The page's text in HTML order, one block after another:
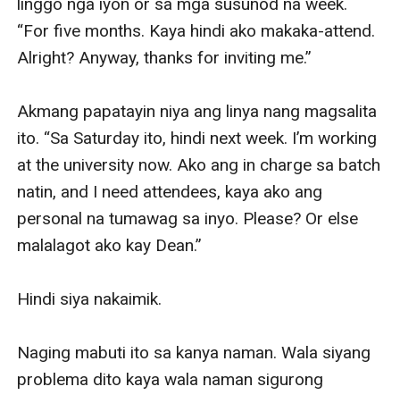
“For five months. Kaya hindi ako makaka-attend.
Alright? Anyway, thanks for inviting me.”
Akmang papatayin niya ang linya nang magsalita
ito. “Sa Saturday ito, hindi next week. I’m working
at the university now. Ako ang in charge sa batch
natin, and I need attendees, kaya ako ang
personal na tumawag sa inyo. Please? Or else
malalagot ako kay Dean.”
Hindi siya nakaimik.
Naging mabuti ito sa kanya naman. Wala siyang
problema dito kaya wala naman sigurong